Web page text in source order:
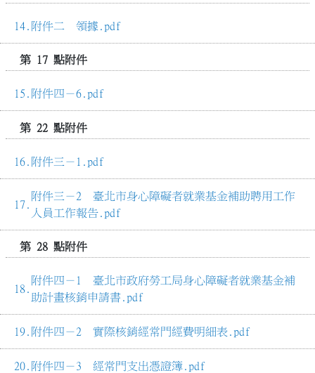
附件二 領據.pdf
第 17 點附件
附件四－6.pdf
第 22 點附件
附件三－1.pdf
附件三－2 臺北市身心障礙者就業基金補助聘用工作
人員工作報告.pdf
第 28 點附件
附件四－1 臺北市政府勞工局身心障礙者就業基金補
助計畫核銷申請書.pdf
附件四－2 實際核銷經常門經費明細表.pdf
附件四－3 經常門支出憑證簿.pdf